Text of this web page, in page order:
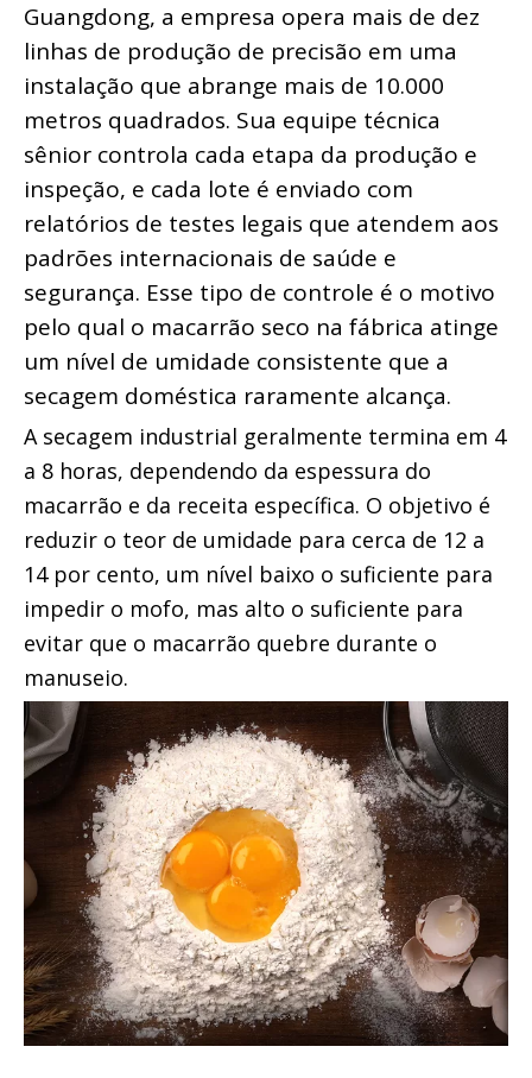
Guangdong, a empresa opera mais de dez
linhas de produção de precisão em uma
instalação que abrange mais de 10.000
metros quadrados. Sua equipe técnica
sênior controla cada etapa da produção e
inspeção, e cada lote é enviado com
relatórios de testes legais que atendem aos
padrões internacionais de saúde e
segurança. Esse tipo de controle é o motivo
pelo qual o macarrão seco na fábrica atinge
um nível de umidade consistente que a
secagem doméstica raramente alcança.
A secagem industrial geralmente termina em 4
a 8 horas, dependendo da espessura do
macarrão e da receita específica. O objetivo é
reduzir o teor de umidade para cerca de 12 a
14 por cento, um nível baixo o suficiente para
impedir o mofo, mas alto o suficiente para
evitar que o macarrão quebre durante o
manuseio.